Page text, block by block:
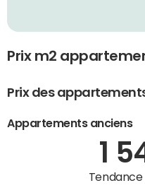
Prix m2
Prix des
Appartements anciens
1
Tendance